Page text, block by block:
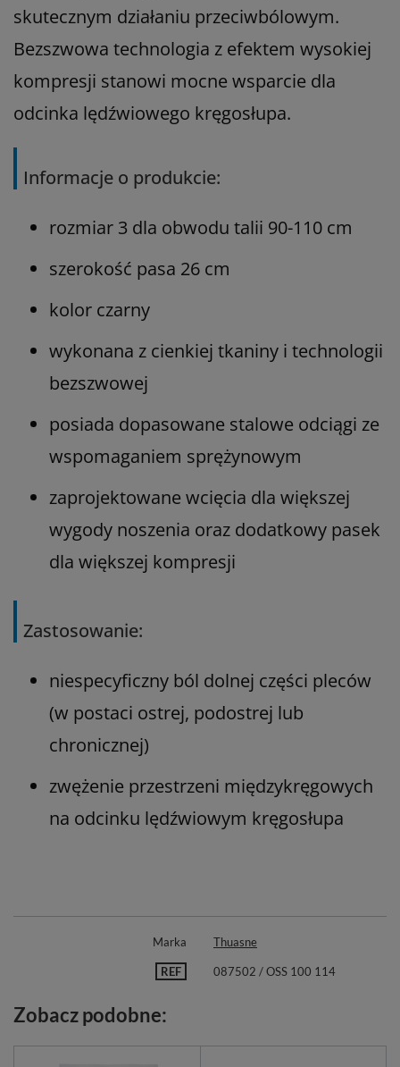
skutecznym działaniu przeciwbólowym.
Bezszwowa technologia z efektem wysokiej
kompresji stanowi mocne wsparcie dla
odcinka lędźwiowego kręgosłupa.
Informacje o produkcie:
rozmiar 3 dla obwodu talii 90-110 cm
szerokość pasa 26 cm
kolor czarny
wykonana z cienkiej tkaniny i technologii
bezszwowej
posiada dopasowane stalowe odciągi ze
wspomaganiem sprężynowym
zaprojektowane wcięcia dla większej
wygody noszenia oraz dodatkowy pasek
dla większej kompresji
Zastosowanie:
niespecyficzny ból dolnej części pleców
(w postaci ostrej, podostrej lub
chronicznej)
zwężenie przestrzeni międzykręgowych
na odcinku lędźwiowym kręgosłupa
Marka Thuasne
REF 087502 / OSS 100 114
Zobacz podobne: